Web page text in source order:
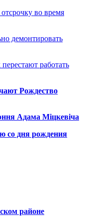
отсрочку во время
демонтировать
работать
Рождество
Адама Міцкевіча
со дня рождения
районе